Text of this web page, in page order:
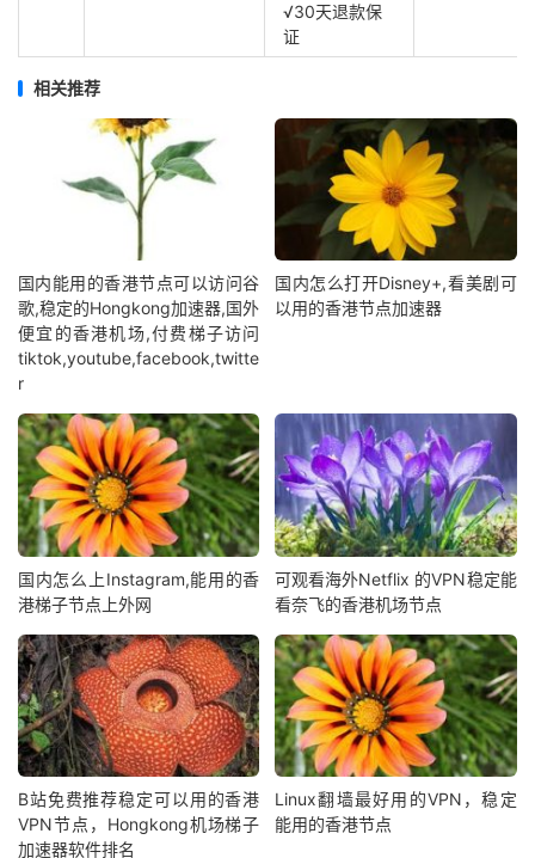
√30天退款保
证
相关推荐
国内能用的香港节点可以访问谷
歌,稳定的Hongkong加速器,国外
便宜的香港机场,付费梯子访问
tiktok,youtube,facebook,twitte
r
国内怎么打开Disney+,看美剧可
以用的香港节点加速器
国内怎么上Instagram,能用的香
港梯子节点上外网
可观看海外Netflix 的VPN稳定能
看奈飞的香港机场节点
B站免费推荐稳定可以用的香港
VPN节点，Hongkong机场梯子
加速器软件排名
Linux翻墙最好用的VPN，稳定
能用的香港节点